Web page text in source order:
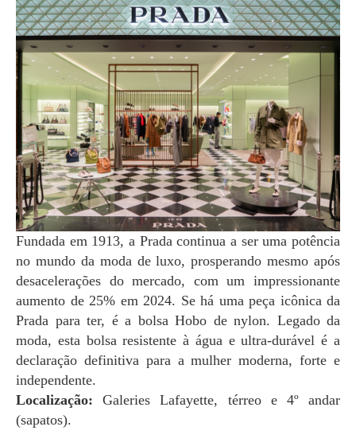
Fundada em 1913, a Prada continua a ser uma potência
no mundo da moda de luxo, prosperando mesmo após
desacelerações do mercado, com um impressionante
aumento de 25% em 2024. Se há uma peça icônica da
Prada para ter, é a bolsa Hobo de nylon. Legado da
moda, esta bolsa resistente à água e ultra-durável é a
declaração definitiva para a mulher moderna, forte e
independente.
Localização: Galeries Lafayette, térreo e 4º andar
(sapatos).